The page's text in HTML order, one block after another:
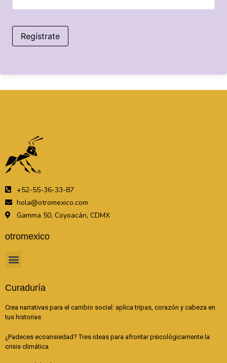
Regístrate
+52-55-36-33-87
hola@otromexico.com
Gamma 50, Coyoacán, CDMX
otromexico
Curaduría
Crea narrativas para el cambio social: aplica tripas, corazón y cabeza en
tus historias
¿Padeces ecoansiedad? Tres ideas para afrontar psicológicamente la
crisis climática